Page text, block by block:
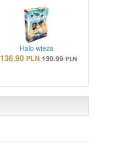
Halo wieża
136.90 PLN 139.99 PLN